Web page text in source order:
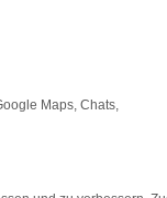
einem anderen
Maps, Chats,